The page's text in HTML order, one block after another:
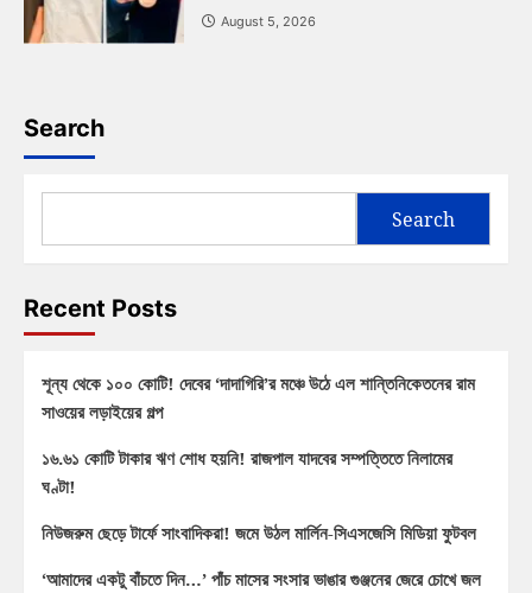
August 5, 2026
Search
Search
Recent Posts
শূন্য থেকে ১০০ কোটি! দেবের ‘দাদাগিরি’র মঞ্চে উঠে এল শান্তিনিকেতনের রাম
সাওয়ের লড়াইয়ের গল্প
১৬.৬১ কোটি টাকার ঋণ শোধ হয়নি! রাজপাল যাদবের সম্পত্তিতে নিলামের
ঘণ্টা!
নিউজরুম ছেড়ে টার্ফে সাংবাদিকরা! জমে উঠল মার্লিন-সিএসজেসি মিডিয়া ফুটবল
‘আমাদের একটু বাঁচতে দিন…’ পাঁচ মাসের সংসার ভাঙার গুঞ্জনের জেরে চোখে জল